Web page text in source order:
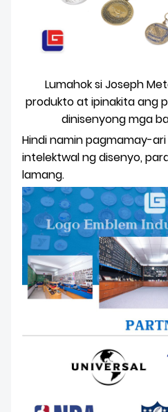
Lumahok si Joseph
produkto at ipinakita ang
dinisenyong mga
Hindi namin pagmamay-
intelektwal ng disenyo,
lamang.